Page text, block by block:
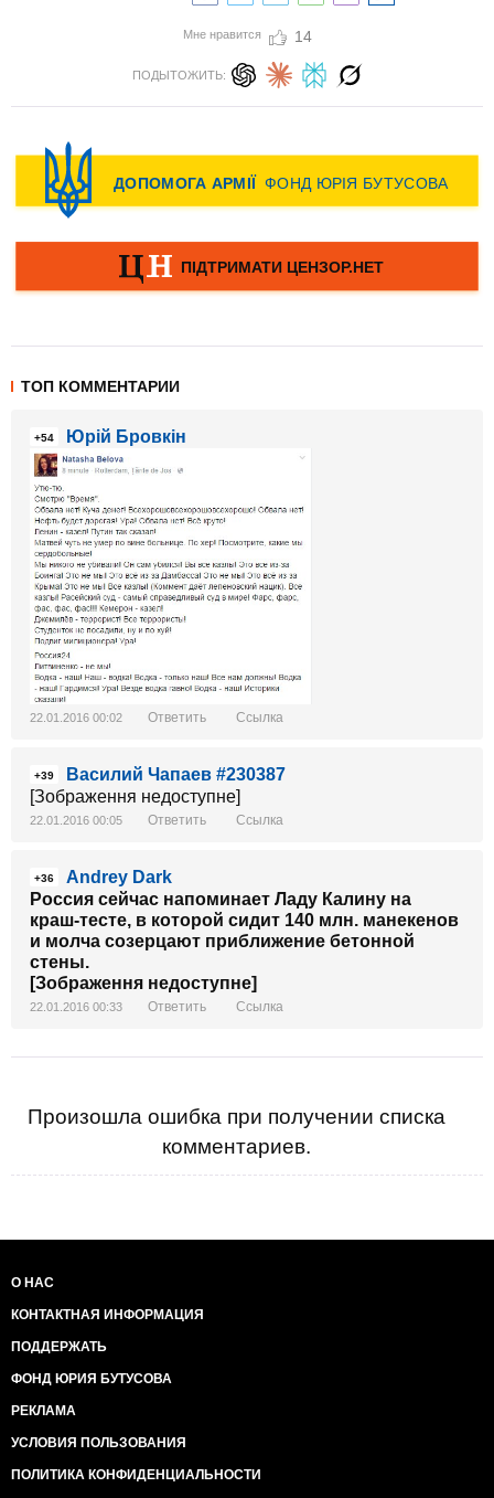
Мне нравится 14
ПОДЫТОЖИТЬ:
ТОП КОММЕНТАРИИ
+54 Юрій Бровкін
22.01.2016 00:02 Ответить Ссылка
+39
Василий Чапаев #230387
[Зображення недоступне]
22.01.2016 00:05 Ответить Ссылка
+36
Andrey Dark
Россия сейчас напоминает Ладу Калину на
краш-тесте, в которой сидит 140 млн. манекенов
и молча созерцают приближение бетонной
стены.
[Зображення недоступне]
22.01.2016 00:33 Ответить Ссылка
Произошла ошибка при получении списка
комментариев.
О НАС
КОНТАКТНАЯ ИНФОРМАЦИЯ
ПОДДЕРЖАТЬ
ФОНД ЮРИЯ БУТУСОВА
РЕКЛАМА
УСЛОВИЯ ПОЛЬЗОВАНИЯ
ПОЛИТИКА КОНФИДЕНЦИАЛЬНОСТИ